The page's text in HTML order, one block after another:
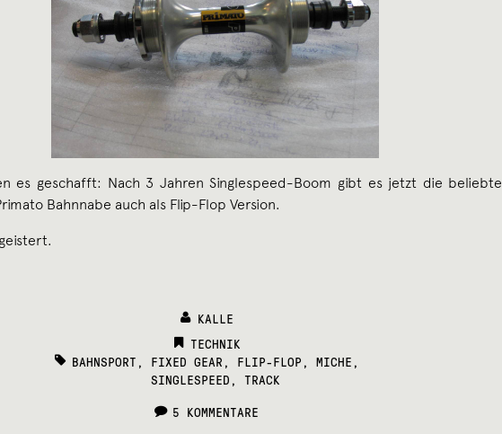
es geschafft: Nach 3 Jahren Singlespeed-Boom gibt es jetzt die beliebte
Bahnnabe auch als Flip-Flop Version.
KALLE
CATEGORIES:
TECHNIK
TAGS:
BAHNSPORT , FIXED GEAR , FLIP-FLOP , MICHE ,
SINGLESPEED , TRACK
5 KOMMENTARE